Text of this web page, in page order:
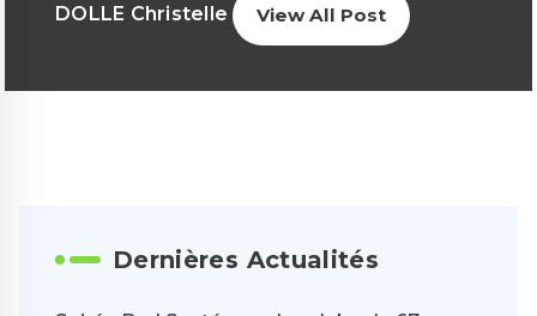
DOLLE Christelle View All Post
Dernières Actualités